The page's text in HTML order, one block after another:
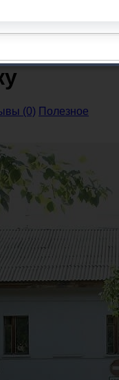
по
(0) Полезное